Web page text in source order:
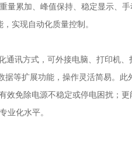
量累加、峰值保持、稳定显示、
实现自动化质量控制。
讯方式，可外接电脑、打印机、
等扩展功能，操作灵活简易。此
效免除电源不稳定或停电困扰；
业化水平。